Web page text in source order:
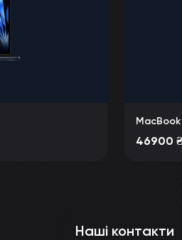
46900 ₴
Наші контакти